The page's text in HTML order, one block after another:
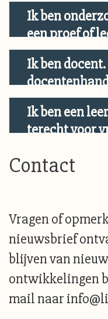
Ik ben
een proef of
Ik ben
Ik ben een
terecht voor
Contact
Vragen of
nieuwsbrief
blijven van
ontwikkelingen
mail naar